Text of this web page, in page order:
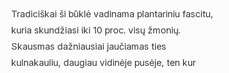
Tradiciškai ši būklė vadinama plantariniu fascitu,
kuria skundžiasi iki 10 proc. visų žmonių.
Skausmas dažniausiai jaučiamas ties
kulnakauliu, daugiau vidinėje pusėje, ten kur